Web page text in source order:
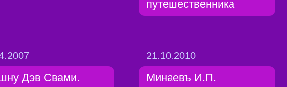
путешественника
Дэв Свами.
21.10.2010
Минаевъ И.П.